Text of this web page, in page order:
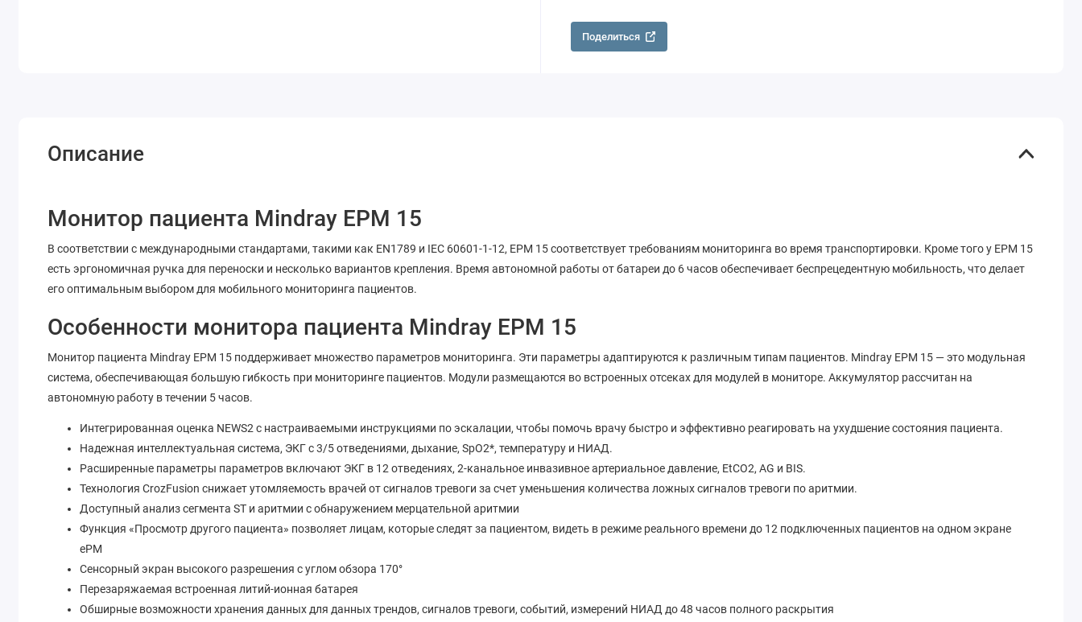
Поделиться
Описание
Монитор пациента Mindray EPM 15
В соответствии с международными стандартами, такими как EN1789 и IEC 60601-1-12, EPM 15 соответствует требованиям мониторинга во время транспортировки. Кроме того у EPM 15
есть эргономичная ручка для переноски и несколько вариантов крепления. Время автономной работы от батареи до 6 часов обеспечивает беспрецедентную мобильность, что делает
его оптимальным выбором для мобильного мониторинга пациентов.
Особенности монитора пациента Mindray EPM 15
Монитор пациента Mindray EPM 15 поддерживает множество параметров мониторинга. Эти параметры адаптируются к различным типам пациентов. Mindray EPM 15 — это модульная
система, обеспечивающая большую гибкость при мониторинге пациентов. Модули размещаются во встроенных отсеках для модулей в мониторе. Аккумулятор рассчитан на
автономную работу в течении 5 часов.
Интегрированная оценка NEWS2 с настраиваемыми инструкциями по эскалации, чтобы помочь врачу быстро и эффективно реагировать на ухудшение состояния пациента.
Надежная интеллектуальная система, ЭКГ с 3/5 отведениями, дыхание, SpO2*, температуру и НИАД.
Расширенные параметры параметров включают ЭКГ в 12 отведениях, 2-канальное инвазивное артериальное давление, EtCO2, AG и BIS.
Технология CrozFusion снижает утомляемость врачей от сигналов тревоги за счет уменьшения количества ложных сигналов тревоги по аритмии.
Доступный анализ сегмента ST и аритмии с обнаружением мерцательной аритмии
Функция «Просмотр другого пациента» позволяет лицам, которые следят за пациентом, видеть в режиме реального времени до 12 подключенных пациентов на одном экране
ePM
Сенсорный экран высокого разрешения с углом обзора 170°
Перезаряжаемая встроенная литий-ионная батарея
Обширные возможности хранения данных для данных трендов, сигналов тревоги, событий, измерений НИАД до 48 часов полного раскрытия